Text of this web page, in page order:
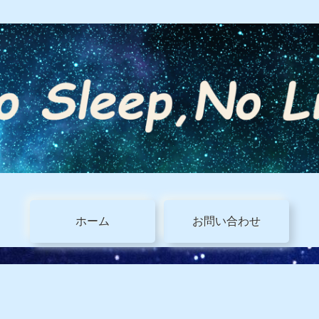
ホーム お問い合わせ